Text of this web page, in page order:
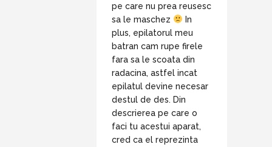
pe care nu prea reusesc
sa le maschez
In
plus, epilatorul meu
batran cam rupe firele
fara sa le scoata din
radacina, astfel incat
epilatul devine necesar
destul de des. Din
descrierea pe care o
faci tu acestui aparat,
cred ca el reprezinta